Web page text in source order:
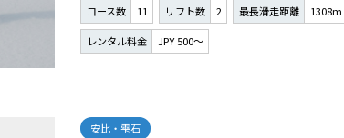
コース数 11 リフト数 2 最長滑走距離 1308m
レンタル料金 JPY 500～
安比・雫石